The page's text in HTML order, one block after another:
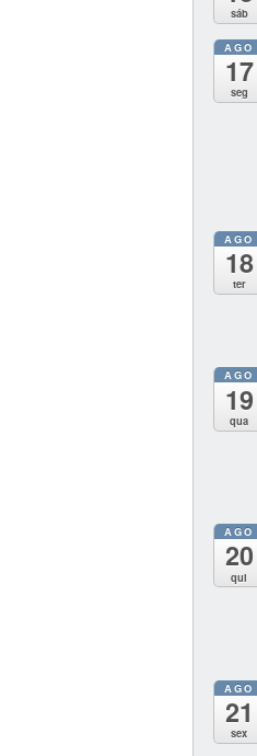
sáb
AGO
17
seg
AGO
18
ter
AGO
19
qua
AGO
20
qui
AGO
21
sex